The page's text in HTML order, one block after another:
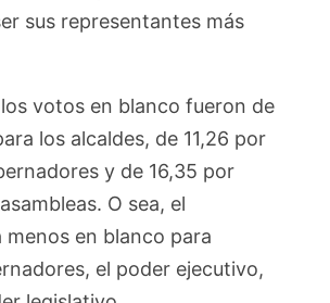
sus representantes más
votos en blanco fueron de
los alcaldes, de 11,26 por
y de 16,35 por
O sea, el
en blanco para
el poder ejecutivo,